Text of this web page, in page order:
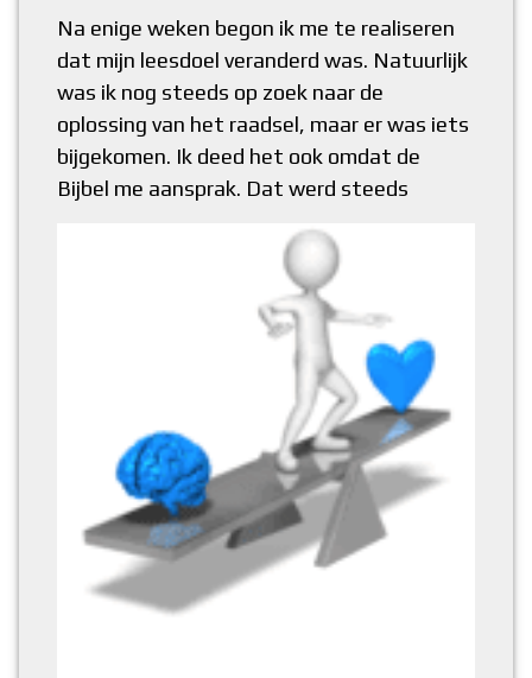
Na enige weken begon ik me te realiseren
dat mijn leesdoel veranderd was. Natuurlijk
was ik nog steeds op zoek naar de
oplossing van het raadsel, maar er was iets
bijgekomen. Ik deed het ook omdat de
Bijbel me aansprak. Dat werd steeds